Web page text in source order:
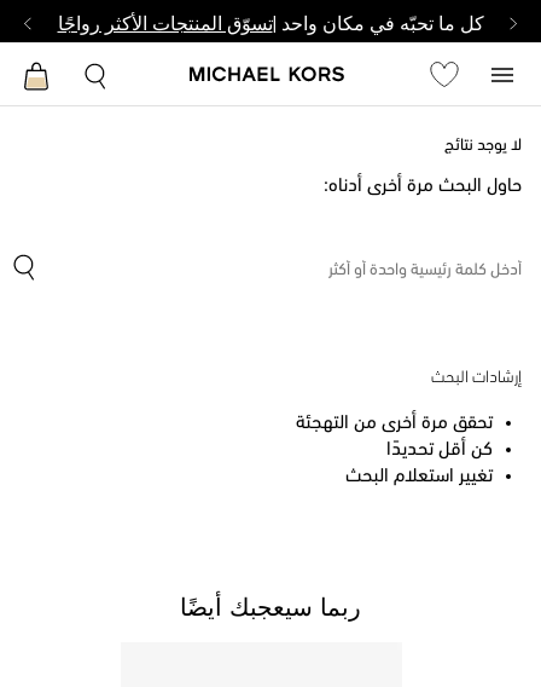
كل ما تحبّه في مكان واحد |تسوّق المنتجات الأكثر رواجًا
لا يوجد نتائج
حاول البحث مرة أخرى أدناه:
إرشادات البحث
تحقق مرة أخرى من التهجئة
كن أقل تحديدًا
تغيير استعلام البحث
ربما سيعجبك أيضًا